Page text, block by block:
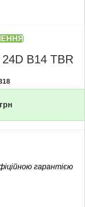
B14 TBR
гарантією